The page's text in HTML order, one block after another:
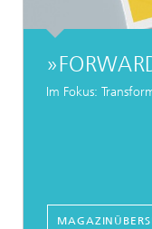
Im Fokus: